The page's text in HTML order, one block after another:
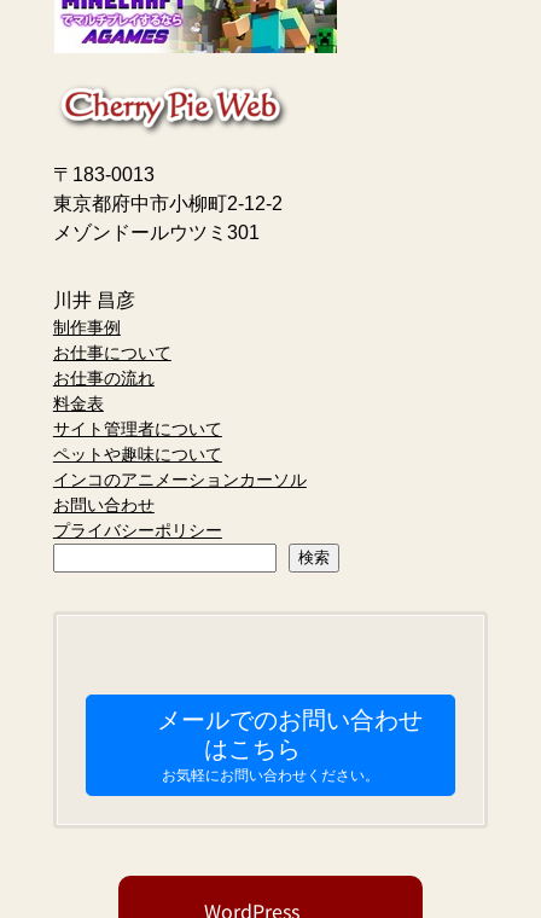
〒183-0013
東京都府中市小柳町2-12-2
メゾンドールウツミ301
川井 昌彦
制作事例
お仕事について
お仕事の流れ
料金表
サイト管理者について
ペットや趣味について
インコのアニメーションカーソル
お問い合わせ
プライバシーポリシー
検索
メールでのお問い合わせ
はこちら
お気軽にお問い合わせください。
WordPress